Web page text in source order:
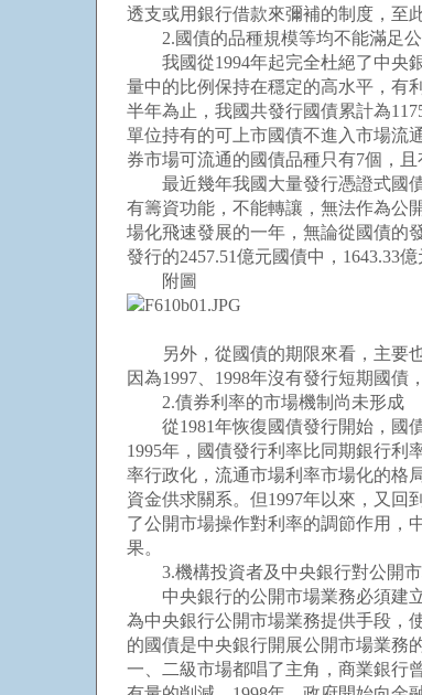
透支或用銀行借款來彌補的制度，至
2.國債的品種規模等均不能滿足公
我國從1994年起完全杜絕了中央銀
量中的比例保持在穩定的高水平，有
半年為止，我國共發行國債累計為
單位持有的可上市國債不進入市場流
券市場可流通的國債品種只有7個，
最近幾年我國大量發行憑證式國債
有籌資功能，不能轉讓，無法作為公
場化飛速發展的一年，無論從國債的
發行的2457.51億元國債中，1643.33
附圖
另外，從國債的期限來看，主要也
因為1997、1998年沒有發行短期國債
2.債券利率的市場機制尚未形成
從1981年恢復國債發行開始，國債
1995年，國債發行利率比同期銀行利
率行政化，流通市場利率市場化的格
資金供求關系。但1997年以來，又
了公開市場操作對利率的調節作用，
果。
3.機構投資者及中央銀行對公開市
中央銀行的公開市場業務必須建立
為中央銀行公開市場業務提供手段，
的國債是中央銀行開展公開市場業務
一、二級市場都唱了主角，商業銀行